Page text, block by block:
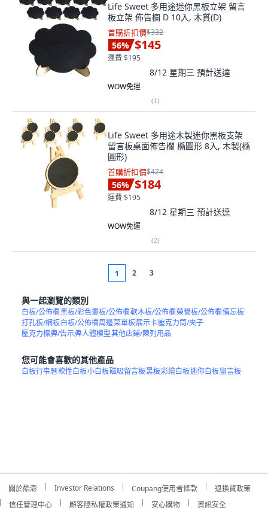
Life Sweet 多用途迷你黑板立架 留言
板立架 佈告欄 D 10入, 木質(D)
首購折扣價$332
56% $145
運費 $195
8/12 星期三 預計送達
WOW免運
(1)
Life Sweet 多用途木製迷你黑板支架
留言板桌面佈告欄 橢圓形 8入, 木製(橢
圓形)
首購折扣價$424
56% $184
運費 $195
8/12 星期三 預計送達
WOW免運
(2)
1 2 3
與一起瀏覽的類別
白板/公佈欄黑板/彩色畫板/公佈欄軟木板/公佈欄榮譽板/公佈欄備忘板
打孔板/網板白板/公佈欄周邊菜單板展示卡壓克力筒/夾子
壓克力標牌/告示牌人體模型其他店鋪/陳列用品
您可能會喜歡的其他產品
白板行事曆軟性白板小白板磁吸留言板黑板彩繪白板迷你白板留言板
關於酷澎 Investor Relations Coupang使用者條款
退換貨政策
信任管理中心
顧客隱私權政策通知 安心購物 資訊安全